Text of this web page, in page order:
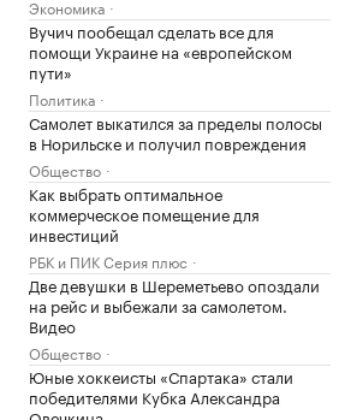
Экономика
Вучич пообещал сделать все для
помощи Украине на «европейском
пути»
Политика
Самолет выкатился за пределы полосы
в Норильске и получил повреждения
Общество
Как выбрать оптимальное
коммерческое помещение для
инвестиций
РБК и ПИК Серия плюс
Две девушки в Шереметьево опоздали
на рейс и выбежали за самолетом.
Видео
Общество
Юные хоккеисты «Спартака» стали
победителями Кубка Александра